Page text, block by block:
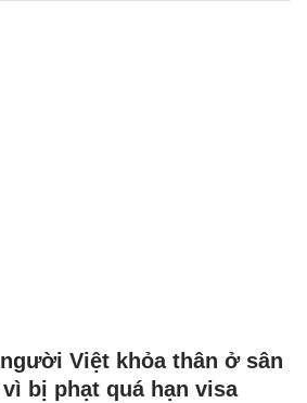
Việt khỏa thân ở sân
bị phạt quá hạn visa